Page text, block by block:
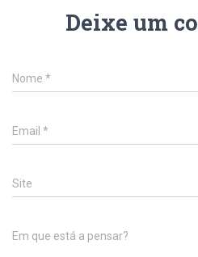
Deixe um
Nome *
Email *
Site
Em que está a pensar?